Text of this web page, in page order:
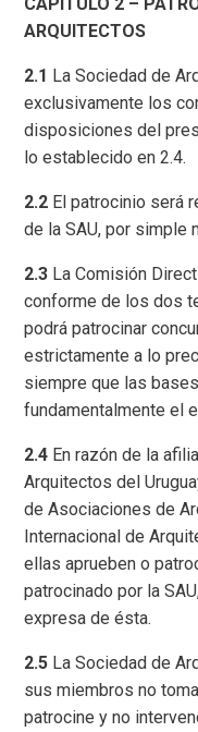
ARQUITECTOS
2.1 La Sociedad de
exclusivamente los
disposiciones del
lo establecido en 2.4.
2.2 El patrocinio será
de la SAU, por simple
2.3 La Comisión
conforme de los dos
podrá patrocinar
estrictamente a lo
siempre que las
fundamentalmente el
2.4 En razón de la
Arquitectos del
de Asociaciones de
Internacional de
ellas aprueben o
patrocinado por la
expresa de ésta.
2.5 La Sociedad de
sus miembros no
patrocine y no